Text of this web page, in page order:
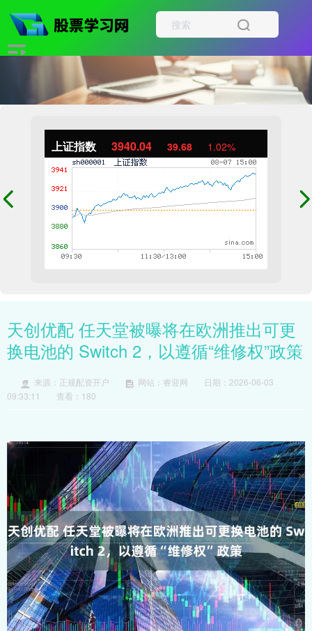
上证指数 3940.04 39.68 1.02%
天创优配 任天堂被曝将在欧洲推出可更
换电池的 Switch 2，以遵循“维修权”政策
来源：正规配资开户 网站：睿迎网
日期：2026-06-03
09:33:11
查看：180